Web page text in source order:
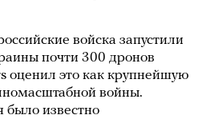
войска запустили
почти 300 дронов
оценил это как крупнейшую
войны.
было известно